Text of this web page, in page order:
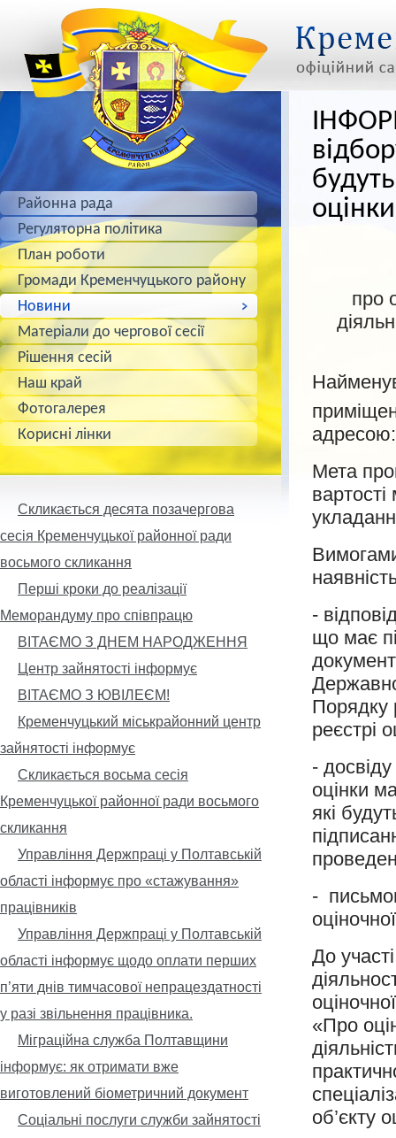
про
Мета
-
що має
Порядку
реєстрі
-
оцінки
які
-
До
«Про
об’єкту
Районна рада
Регуляторна політика
План роботи
Громади Кременчуцького району
Новини
Матеріали до чергової сесії
Рішення сесій
Наш край
Фотогалерея
Корисні лінки
Скликається десята позачергова
сесія Кременчуцької районної ради
восьмого скликання
Перші кроки до реалізації
Меморандуму про співпрацю
ВІТАЄМО З ДНЕМ НАРОДЖЕННЯ
Центр зайнятості інформує
ВІТАЄМО З ЮВІЛЕЄМ!
Кременчуцький міськрайонний центр
зайнятості інформує
Скликається восьма сесія
Кременчуцької районної ради восьмого
скликання
Управління Держпраці у Полтавській
області інформує про «стажування»
працівників
Управління Держпраці у Полтавській
області інформує щодо оплати перших
п’яти днів тимчасової непрацездатності
у разі звільнення працівника.
Міграційна служба Полтавщини
інформує: як отримати вже
виготовлений біометричний документ
Соціальні послуги служби зайнятості